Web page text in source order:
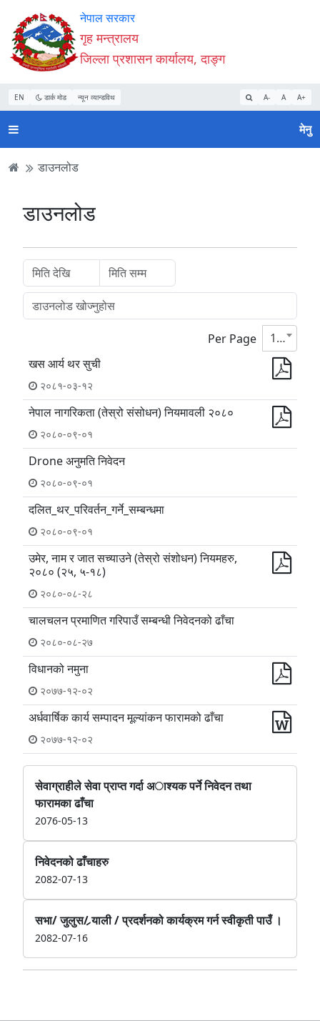
Accessibility
Mode
सुरु
गर्नुहोस्
सामाग्री
पढ्नुहाेस्
नेभिगेसन
पढ्नुहाेस्
वेबसाइट
खोजमा
जानुहोस्
नेपाल सरकार
गृह मन्त्रालय
जिल्ला प्रशासन कार्यालय, दाङ्ग
EN डार्क मोड न्यून व्यान्डविथ A- A A+
मेनु
डाउनलोड
डाउनलोड
Per Page
10
खस आर्य थर सुची
२०८१-०३-१२
नेपाल नागरिकता (तेस्रो संसोधन) नियमावली २०८०
२०८०-०९-०१
Drone अनुमति निवेदन
२०८०-०९-०१
दलित_थर_परिवर्तन_गर्ने_सम्बन्धमा
२०८०-०९-०१
उमेर, नाम र जात सच्याउने (तेस्रो संशोधन) नियमहरु,
२०८० (२५, ५-१८)
२०८०-०८-२८
चालचलन प्रमाणित गरिपाउँ सम्बन्धी निवेदनको ढाँचा
२०८०-०८-२७
विधानको नमुना
२०७७-१२-०२
अर्धवार्षिक कार्य सम्पादन मूल्यांकन फारामको ढाँचा
२०७७-१२-०२
सेवाग्राहीले सेवा प्राप्त गर्दा अाश्यक पर्ने निवेदन तथा
फारामका ढाँचा
2076-05-13
निवेदनको ढाँचाहरु
2082-07-13
सभा/ जुलुस/ र्‍याली / प्रदर्शनको कार्यक्रम गर्न स्वीकृती पाउँ ।
2082-07-16